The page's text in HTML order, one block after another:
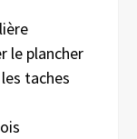
le plancher
taches